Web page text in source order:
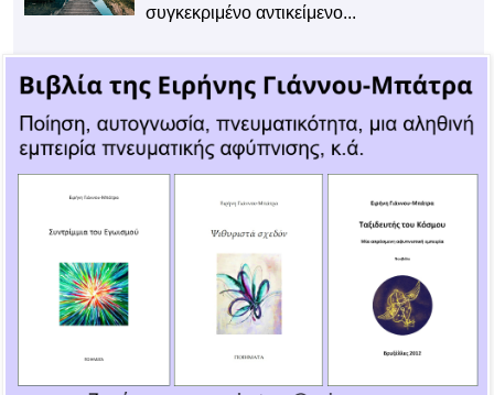
συγκεκριμένο αντικείμενο...